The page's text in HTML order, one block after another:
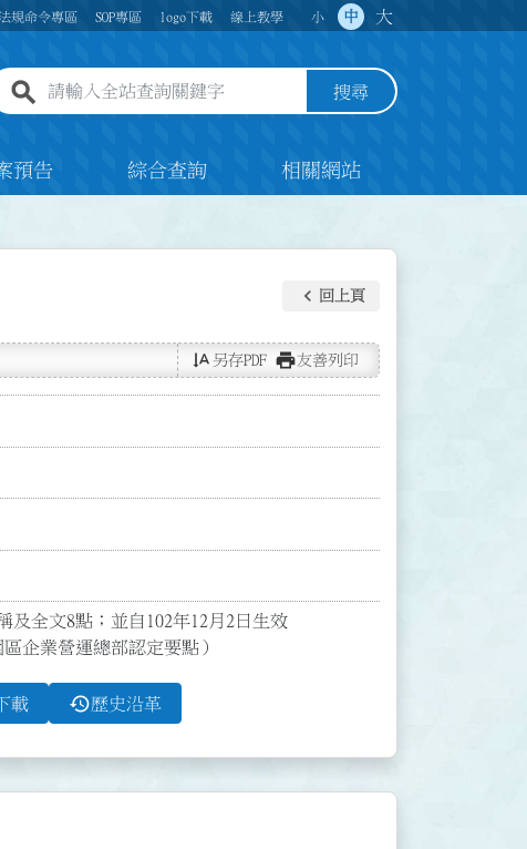
規命令專區 SOP專區 logo下載 線上教學 小 中 大
全站查詢關鍵字欄位 搜尋
預告 綜合查詢 相關網站
keyboard_arrow_left 回上頁
text_rotate_vertical 另存PDF print友善列印
及全文8點；並自102年12月2日生效
企業營運總部認定要點）
載 history歷史沿革